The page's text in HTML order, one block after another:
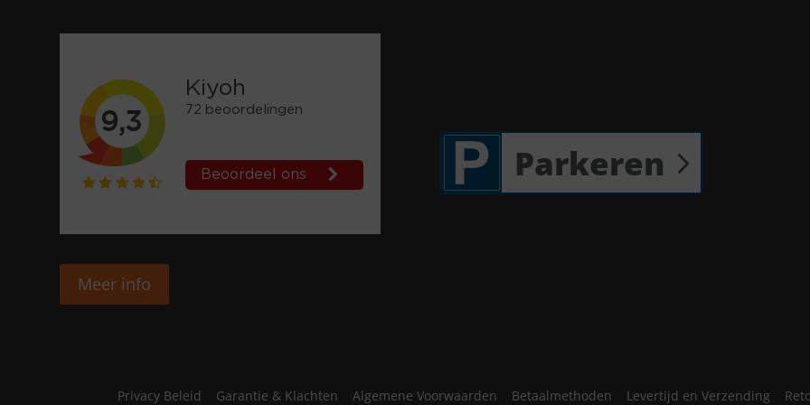
Meer info
Parkeren
Privacy Beleid Garantie & Klachten Algemene Voorwaarden Betaalmethoden Levertijd en Verzending